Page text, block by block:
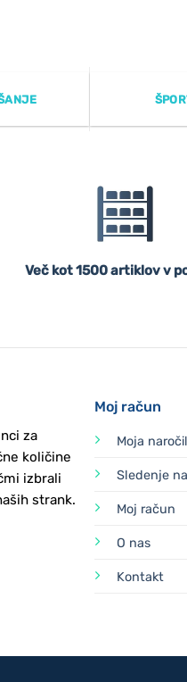
Več kot 1500 artiklov v
za
količine
izbrali
strank.
Moj račun
Moja
Sledenje
Moj račun
O nas
Kontakt